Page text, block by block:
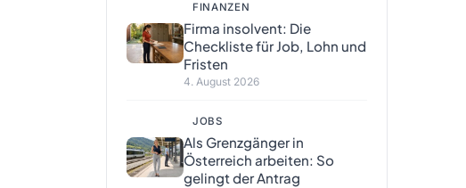
FINANZEN
Firma insolvent: Die
Checkliste für Job, Lohn und
Fristen
4. August 2026
JOBS
Als Grenzgänger in
Österreich arbeiten: So
gelingt der Antrag